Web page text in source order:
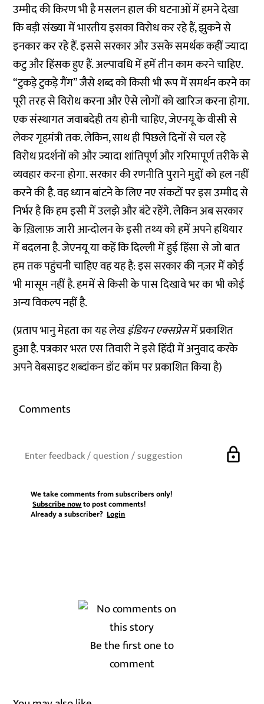
उम्मीद की किरण भी है मसलन हाल की घटनाओं में हमने देखा
कि बड़ी संख्या में भारतीय इसका विरोध कर रहे हैं, झुकने से
इनकार कर रहे हैं. इससे सरकार और उसके समर्थक कहीं ज्यादा
कटु और हिंसक हुए हैं. अल्पावधि में हमें तीन काम करने चाहिए.
“टुकड़े टुकड़े गैंग” जैसे शब्द को किसी भी रूप में समर्थन करने का
पूरी तरह से विरोध करना और ऐसे लोगों को खारिज करना होगा.
एक संस्थागत जवाबदेही तय होनी चाहिए, जेएनयू के वीसी से
लेकर गृहमंत्री तक. लेकिन, साथ ही पिछले दिनों से चल रहे
विरोध प्रदर्शनों को और ज्यादा शांतिपूर्ण और गरिमापूर्ण तरीके से
व्यवहार करना होगा. सरकार की रणनीति पुराने मुद्दों को हल नहीं
करने की है. वह ध्यान बांटने के लिए नए संकटों पर इस उम्मीद से
निर्भर है कि हम इसी में उलझे और बंटे रहेंगे. लेकिन अब सरकार
के ख़िलाफ़ जारी आन्दोलन के इसी तथ्य को हमें अपने हथियार
में बदलना है. जेएनयू या कहें कि दिल्ली में हुई हिंसा से जो बात
हम तक पहुंचनी चाहिए वह यह है: इस सरकार की नज़र में कोई
भी मासूम नहीं है. हममें से किसी के पास दिखावे भर का भी कोई
अन्य विकल्प नहीं है.
(प्रताप भानु मेहता का यह लेखइंडियन एक्सप्रेसमें प्रकाशित
हुआ है. पत्रकार भरत एस तिवारी ने इसे हिंदी में अनुवाद करके
अपने वेबसाइटशब्दांकन डॉट कॉमपर प्रकाशित किया है)
Comments
lock
We take comments from subscribers only!
Subscribe nowto post comments!
Already a subscriber?Login
Be the first one to
comment